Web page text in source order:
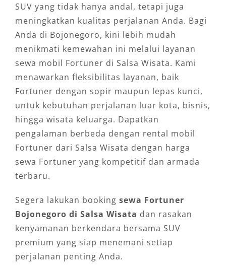
SUV yang tidak hanya andal, tetapi juga
meningkatkan kualitas perjalanan Anda. Bagi
Anda di Bojonegoro, kini lebih mudah
menikmati kemewahan ini melalui layanan
sewa mobil Fortuner di Salsa Wisata. Kami
menawarkan fleksibilitas layanan, baik
Fortuner dengan sopir maupun lepas kunci,
untuk kebutuhan perjalanan luar kota, bisnis,
hingga wisata keluarga. Dapatkan
pengalaman berbeda dengan rental mobil
Fortuner dari Salsa Wisata dengan harga
sewa Fortuner yang kompetitif dan armada
terbaru.
Segera lakukan booking sewa Fortuner
Bojonegoro di Salsa Wisata dan rasakan
kenyamanan berkendara bersama SUV
premium yang siap menemani setiap
perjalanan penting Anda.